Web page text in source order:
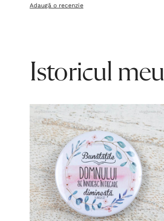
Adaugă o recenzie
Istoricul meu